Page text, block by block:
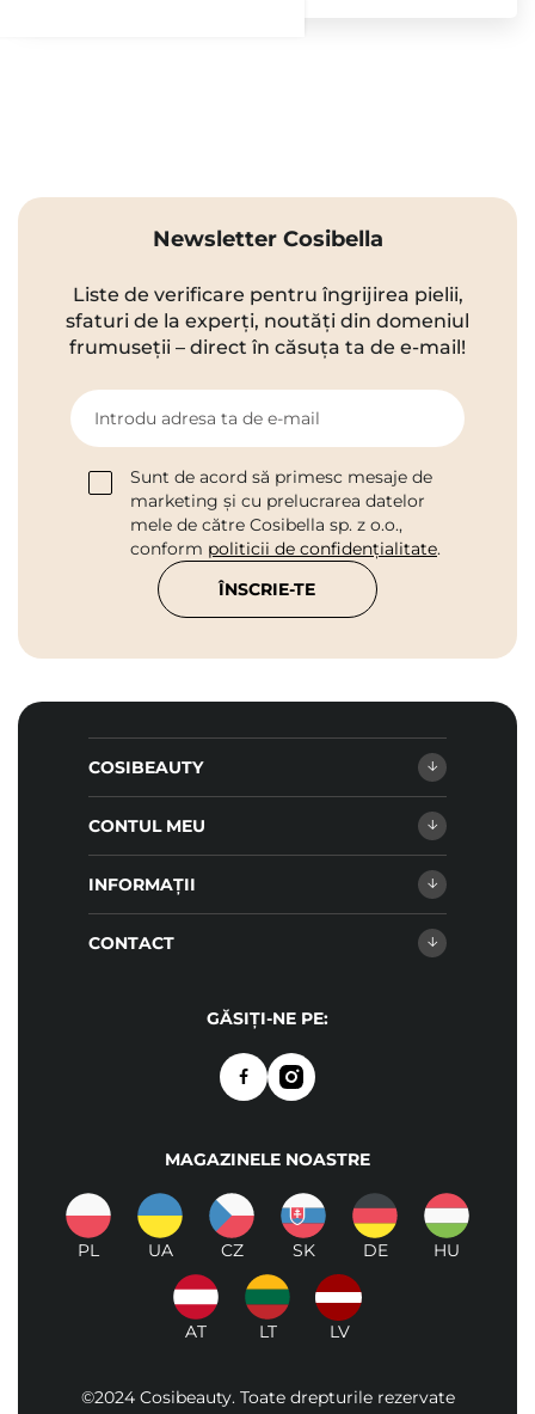
Newsletter Cosibella
Liste de verificare pentru îngrijirea pielii,
sfaturi de la experți, noutăți din domeniul
frumuseții – direct în căsuța ta de e-mail!
Introdu adresa ta de e-mail
Sunt de acord să primesc mesaje de
marketing și cu prelucrarea datelor
mele de către Cosibella sp. z o.o.,
conform politicii de confidențialitate.
ÎNSCRIE-TE
COSIBEAUTY
CONTUL MEU
INFORMAȚII
CONTACT
GĂSIȚI-NE PE:
MAGAZINELE NOASTRE
PL UA CZ SK DE HU
AT LT LV
©2024 Cosibeauty. Toate drepturile rezervate